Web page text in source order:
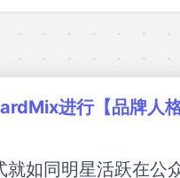
进行【品牌人
就如同明星活跃在公